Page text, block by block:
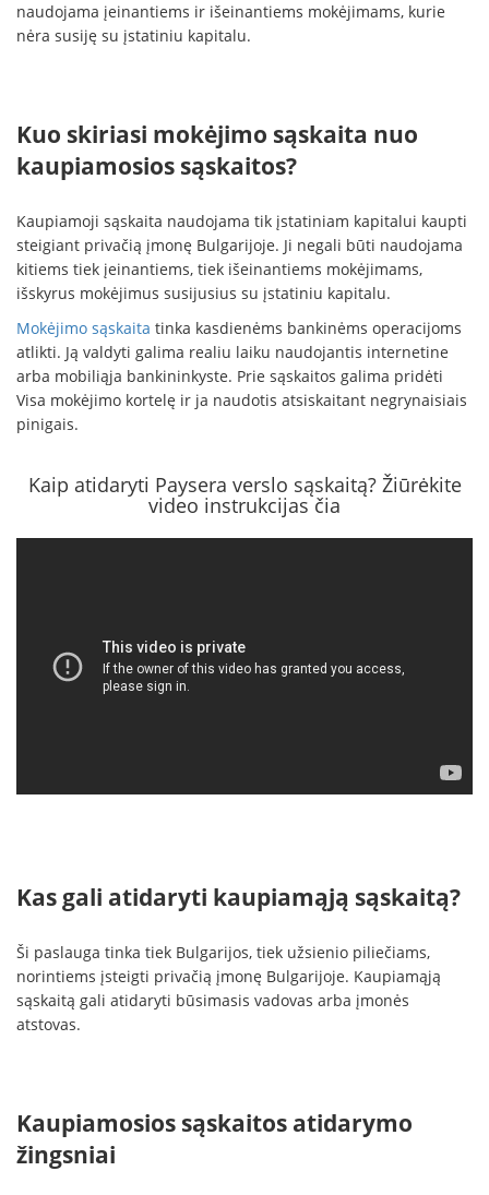
naudojama įeinantiems ir išeinantiems mokėjimams, kurie
nėra susiję su įstatiniu kapitalu.
Kuo skiriasi mokėjimo sąskaita nuo
kaupiamosios sąskaitos?
Kaupiamoji sąskaita naudojama tik įstatiniam kapitalui kaupti
steigiant privačią įmonę Bulgarijoje. Ji negali būti naudojama
kitiems tiek įeinantiems, tiek išeinantiems mokėjimams,
išskyrus mokėjimus susijusius su įstatiniu kapitalu.
Mokėjimo sąskaita tinka kasdienėms bankinėms operacijoms
atlikti. Ją valdyti galima realiu laiku naudojantis internetine
arba mobiliąja bankininkyste. Prie sąskaitos galima pridėti
Visa mokėjimo kortelę ir ja naudotis atsiskaitant negrynaisiais
pinigais.
Kaip atidaryti Paysera verslo sąskaitą? Žiūrėkite
video instrukcijas čia
Kas gali atidaryti kaupiamąją sąskaitą?
Ši paslauga tinka tiek Bulgarijos, tiek užsienio piliečiams,
norintiems įsteigti privačią įmonę Bulgarijoje. Kaupiamąją
sąskaitą gali atidaryti būsimasis vadovas arba įmonės
atstovas.
Kaupiamosios sąskaitos atidarymo
žingsniai